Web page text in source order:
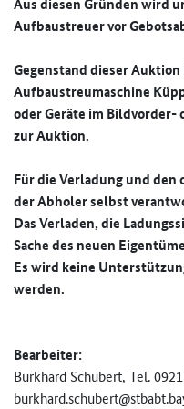
Aufbaustreuer vor
Gegenstand dieser
Aufbaustreumaschine
oder Geräte im
zur Auktion.
Für die Verladung und
der Abholer selbst
Das Verladen, die
Sache des neuen
Es wird keine
werden.
Bearbeiter:
Burkhard Schubert, Tel.